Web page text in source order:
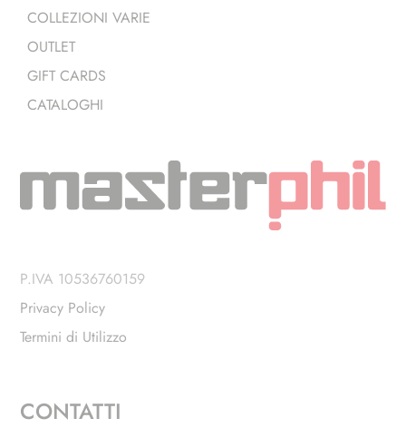
COLLEZIONI VARIE
OUTLET
GIFT CARDS
CATALOGHI
P.IVA 10536760159
Privacy Policy
Termini di Utilizzo
CONTATTI